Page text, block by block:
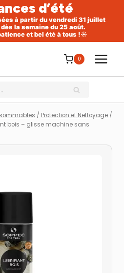
d’été
à partir du vendredi 31 juillet
la semaine du 25 août.
et bel été à tous !☀️
0
RECHERCHE
/ Protection et Nettoyage /
bois – glisse machine sans